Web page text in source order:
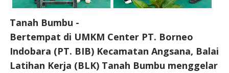
Tanah Bumbu -
Bertempat di UMKM Center PT. Borneo
Indobara (PT. BIB) Kecamatan Angsana, Balai
Latihan Kerja (BLK) Tanah Bumbu menggelar